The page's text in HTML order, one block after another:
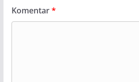
Komentar*